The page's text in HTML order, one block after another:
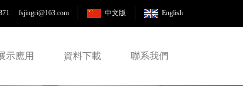
English
中文版
fsjingri@163.com
示應用 資料下載 聯系我們